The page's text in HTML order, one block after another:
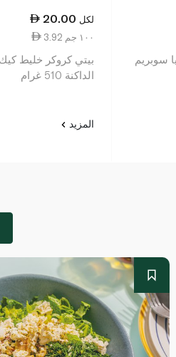
سوبريم
20.00 لكل
3.92 ١٠٠ جم
بيتي كروكر خليط كيك
الداكنة 510 غرام
المزيد